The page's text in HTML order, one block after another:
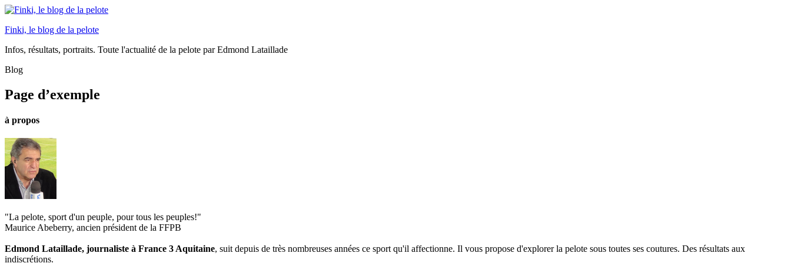
Finki, le blog de la pelote
Infos, résultats, portraits. Toute l'actualité de la pelote par Edmond Lataillade
Blog
Page d’exemple
à propos
"La pelote, sport d'un peuple, pour tous les peuples!"
Maurice Abeberry, ancien président de la FFPB
Edmond Lataillade, journaliste à France 3 Aquitaine, suit depuis de très nombreuses années ce sport qu'il affectionne. Il vous propose d'explorer la pelote sous toutes ses coutures. Des résultats aux
indiscrétions.